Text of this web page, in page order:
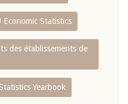
Statistics
des établissements de
Statistics Yearbook